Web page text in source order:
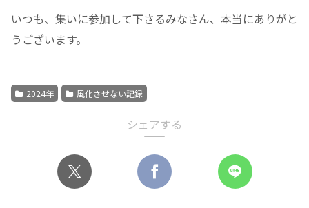
いつも、集いに参加して下さるみなさん、本当にありがと
うございます。
2024年 風化させない記録
シェアする